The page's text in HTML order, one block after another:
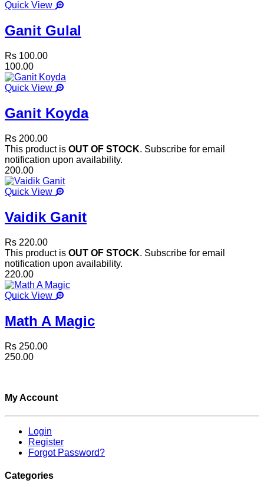
Quick View
Ganit Gulal
Rs 100.00
100.00
Quick View
Ganit Koyda
Rs 200.00
This product is OUT OF STOCK. Subscribe for email
notification upon availability.
200.00
Quick View
Vaidik Ganit
Rs 220.00
This product is OUT OF STOCK. Subscribe for email
notification upon availability.
220.00
Quick View
Math A Magic
Rs 250.00
250.00
My Account
Login
Register
Forgot Password?
Categories